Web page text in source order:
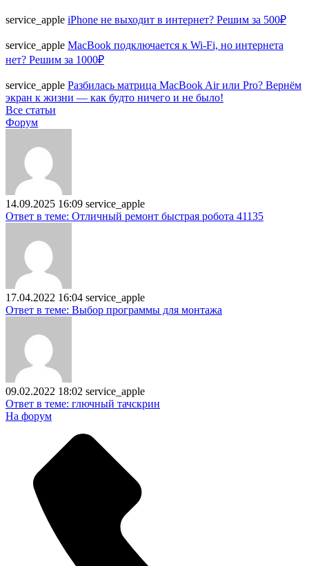
service_apple iPhone не выходит в интернет? Решим за 500₽
service_apple MacBook подключается к Wi-Fi, но интернета
нет? Решим за 1000₽
service_apple Разбилась матрица MacBook Air или Pro? Вернём
экран к жизни — как будто ничего и не было!
Все статьи
Форум
14.09.2025 16:09 service_apple
Ответ в теме: Отличный ремонт быстрая робота 41135
17.04.2022 16:04 service_apple
Ответ в теме: Выбор программы для монтажа
09.02.2022 18:02 service_apple
Ответ в теме: глючный тачскрин
На форум